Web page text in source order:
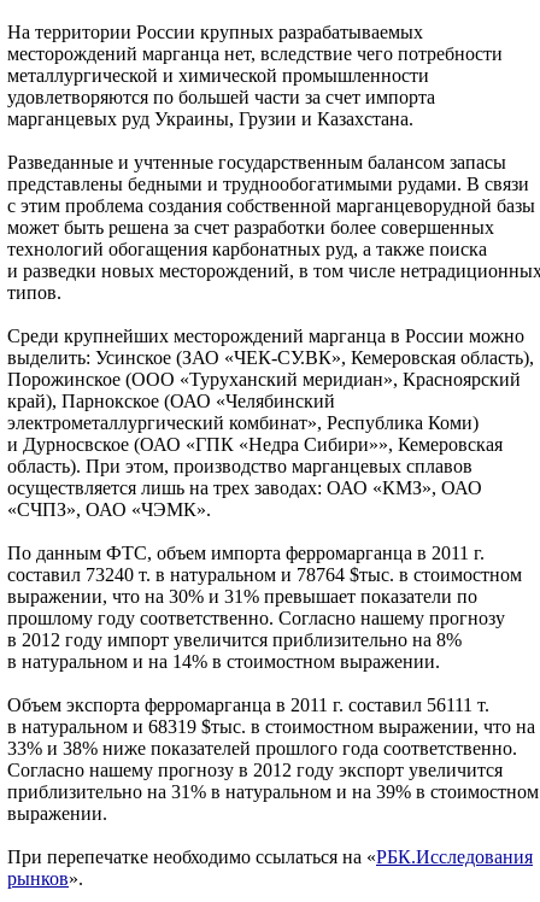
На территории России крупных разрабатываемых
месторождений марганца нет, вследствие чего потребности
металлургической и химической промышленности
удовлетворяются по большей части за счет импорта
марганцевых руд Украины, Грузии и Казахстана.
Разведанные и учтенные государственным балансом запасы
представлены бедными и труднообогатимыми рудами. В связи
с этим проблема создания собственной марганцеворудной базы
может быть решена за счет разработки более совершенных
технологий обогащения карбонатных руд, а также поиска
и разведки новых месторождений, в том числе
типов.
Среди крупнейших месторождений марганца в России можно
выделить: Усинское (ЗАО «ЧЕК-СУ.ВК», Кемеровская область),
Порожинское (ООО «Туруханский меридиан», Красноярский
край), Парнокское (ОАО «Челябинский
электрометаллургический комбинат», Республика Коми)
и Дурносвское (ОАО «ГПК «Недра Сибири»», Кемеровская
область). При этом, производство марганцевых сплавов
осуществляется лишь на трех заводах: ОАО «КМЗ», ОАО
«СЧПЗ», ОАО «ЧЭМК».
По данным ФТС, объем импорта ферромарганца в 2011 г.
составил 73240 т. в натуральном и 78764 $тыс. в стоимостном
выражении, что на 30% и 31% превышает показатели по
прошлому году соответственно. Согласно нашему прогнозу
в 2012 году импорт увеличится приблизительно на 8%
в натуральном и на 14% в стоимостном выражении.
Объем экспорта ферромарганца в 2011 г. составил 56111 т.
в натуральном и 68319 $тыс. в стоимостном выражении, что на
33% и 38% ниже показателей прошлого года соответственно.
Согласно нашему прогнозу в 2012 году экспорт увеличится
приблизительно на 31% в натуральном и на 39% в стоимостном
выражении.
При перепечатке необходимо ссылаться на «РБК.Исследования
рынков».